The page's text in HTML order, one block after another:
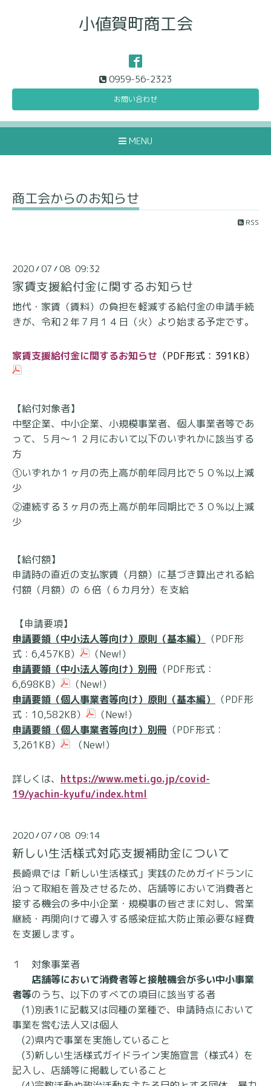
小値賀町商工会
0959-56-2323
お問い合わせ
MENU
商工会からのお知らせ
RSS
2020/07 /08 09:32
家賃支援給付金に関するお知らせ
地代・家賃（賃料）の負担を軽減する給付金の申請手続
きが、令和２年７月１４日（火）より始まる予定です。
家賃支援給付金に関するお知らせ （PDF形式：391KB）
【給付対象者】
中堅企業、中小企業、小規模事業者、個人事業者等であ
って、
５月～１２月において以下のいずれかに該当する
方
①いずれか１ヶ月の売上高が前年同月比で５０％以上減
少
②連続する３ヶ月の売上高が前年同期比で３０％以上減
少
【給付額】
申請時の直近の支払家賃（月額）に基づき算出される給
付額（月額）の ６倍（６カ月分）を支給
【申請要項】
申請要領（中小法人等向け）原則（基本編）
（PDF形
式：6,457KB）
（New!）
申請要領（中小法人等向け）別冊 （PDF形式：
6,698KB）
（New!）
申請要領（個人事業者等向け）原則（基本編）
（PDF形
式：10,582KB）
（New!）
申請要領（個人事業者等向け）別冊 （PDF形式：
3,261KB）
（New!）
詳しくは、 https://www.meti.go.jp/covid-
19/yachin-kyufu/index.html
2020/07 /08 09:14
新しい生活様式対応支援補助金について
長崎県では「新しい生活様式」実践のためガイドランに
沿って取組を普及させるため、 店舗等において消費者と
接する機会の多中小企業・規模事の皆さまに対し、 営業
継続・再開向けて導入する感染症拡大防止策必要な経費
を支援します。
１ 対象事業者
店舗等において消費者等と接触機会が多い中小事業
者等のうち、以下のすべての項目に該当する者
(1)別表1 に記載又は同種の業種で、申請時点において
事業を営む法人又は個人
(2)県内で事業を実施していること
(3)新しい生活様式ガイドライン実施宣言（様式4）を
記入し、店舗等に掲載していること